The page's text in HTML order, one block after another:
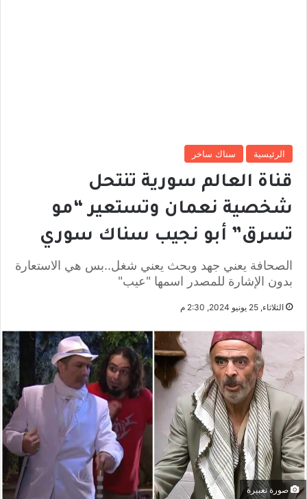
الرئيسية سناك ساخر
قناة العالم سورية تنتحل
شخصية نعمان وتستعير “مو
تسرق” أبو نجيب سناك سوري
الصحافة يعني جهد وبحث يعني شغل..بس هي الاستعارة
بدون الإشارة للمصدر اسمها "عيب"
الثلاثاء, 25 يونيو 2024, 2:30 م
صورة تعبيرة